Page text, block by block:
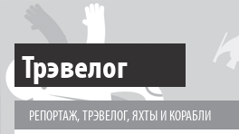
Трэвелог
РЕПОРТАЖ,ТРЭВЕЛОГ,ЯХТЫ И КОРАБЛИ